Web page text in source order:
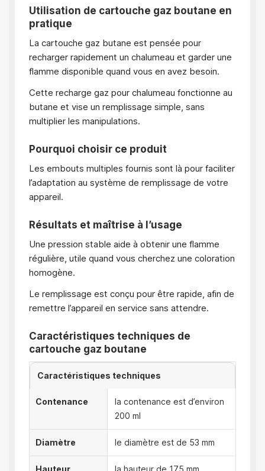
Utilisation de cartouche gaz boutane en
pratique
La cartouche gaz butane est pensée pour
recharger rapidement un chalumeau et garder une
flamme disponible quand vous en avez besoin.
Cette recharge gaz pour chalumeau fonctionne au
butane et vise un remplissage simple, sans
multiplier les manipulations.
Pourquoi choisir ce produit
Les embouts multiples fournis sont là pour faciliter
l’adaptation au système de remplissage de votre
appareil.
Résultats et maîtrise à l’usage
Une pression stable aide à obtenir une flamme
régulière, utile quand vous cherchez une coloration
homogène.
Le remplissage est conçu pour être rapide, afin de
remettre l’appareil en service sans attendre.
Caractéristiques techniques de
cartouche gaz boutane
Caractéristiques techniques
Contenance
la contenance est d’environ
200 ml
Diamètre le diamètre est de 53 mm
Hauteur la hauteur de 175 mm